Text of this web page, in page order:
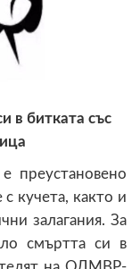
в битката със
преустановено
кучета, както и
залагания. За
смъртта си в